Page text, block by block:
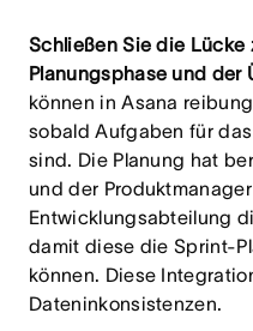
Schließen Sie die Lücke
Planungsphase und der
können in Asana
sobald Aufgaben für
sind. Die Planung hat
und der
Entwicklungsabteilung
damit diese die Sprint-
können. Diese
Dateninkonsistenzen.